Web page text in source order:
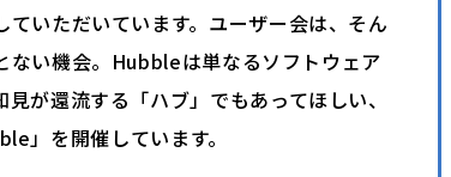
いただいています。ユーザー会は、そん
ない機会。Hubbleは単なるソフトウェア
が還流する「ハブ」でもあってほしい、
」を開催しています。